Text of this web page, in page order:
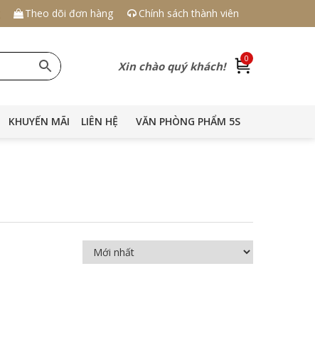
Theo dõi đơn hàng Chính sách thành viên
Xin chào quý khách!
0
KHUYẾN MÃI LIÊN HỆ VĂN PHÒNG PHẨM 5S